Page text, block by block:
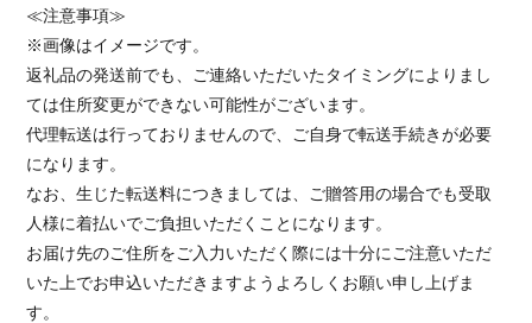
≪注意事項≫
※画像はイメージです。
返礼品の発送前でも、ご連絡いただいたタイミングによりまし
ては住所変更ができない可能性がございます。
代理転送は行っておりませんので、ご自身で転送手続きが必要
になります。
なお、生じた転送料につきましては、ご贈答用の場合でも受取
人様に着払いでご負担いただくことになります。
お届け先のご住所をご入力いただく際には十分にご注意いただ
いた上でお申込いただきますようよろしくお願い申し上げま
す。